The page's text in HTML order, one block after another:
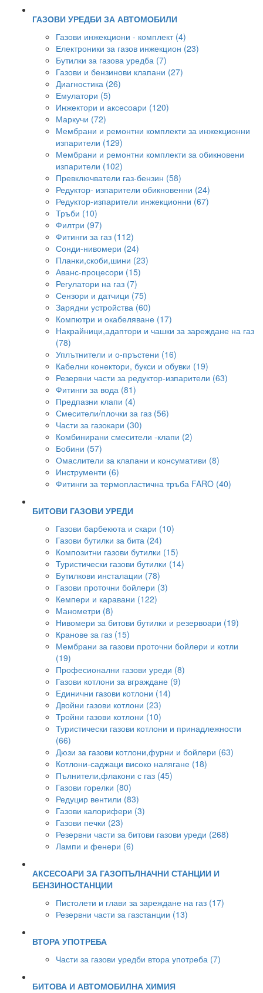
ГАЗОВИ УРЕДБИ ЗА АВТОМОБИЛИ
Газови инжекциони - комплект (4)
Електроники за газов инжекцион (23)
Бутилки за газова уредба (7)
Газови и бензинови клапани (27)
Диагностика (26)
Емулатори (5)
Инжектори и аксесоари (120)
Маркучи (72)
Мембрани и ремонтни комплекти за инжекционни
изпарители (129)
Мембрани и ремонтни комплекти за обикновени
изпарители (102)
Превключватели газ-бензин (58)
Редуктор- изпарители обикновенни (24)
Редуктор-изпарители инжекционни (67)
Тръби (10)
Филтри (97)
Фитинги за газ (112)
Сонди-нивомери (24)
Планки,скоби,шини (23)
Аванс-процесори (15)
Регулатори на газ (7)
Сензори и датчици (75)
Зарядни устройства (60)
Компютри и окабеляване (17)
Накрайници,адаптори и чашки за зареждане на газ
(78)
Уплътнители и о-пръстени (16)
Кабелни конектори, букси и обувки (19)
Резервни части за редуктор-изпарители (63)
Фитинги за вода (81)
Предпазни клапи (4)
Смесители/плочки за газ (56)
Части за газокари (30)
Комбинирани смесители -клапи (2)
Бобини (57)
Омаслители за клапани и консумативи (8)
Инструменти (6)
Фитинги за термопластична тръба FARO (40)
БИТОВИ ГАЗОВИ УРЕДИ
Газови барбекюта и скари (10)
Газови бутилки за бита (24)
Композитни газови бутилки (15)
Туристически газови бутилки (14)
Бутилкови инсталации (78)
Газови проточни бойлери (3)
Кемпери и каравани (122)
Манометри (8)
Нивомери за битови бутилки и резервоари (19)
Кранове за газ (15)
Мембрани за газови проточни бойлери и котли
(19)
Професионални газови уреди (8)
Газови котлони за вграждане (9)
Единични газови котлони (14)
Двойни газови котлони (23)
Тройни газови котлони (10)
Туристически газови котлони и принадлежности
(66)
Дюзи за газови котлони,фурни и бойлери (63)
Котлони-саджаци високо налягане (18)
Пълнители,флакони с газ (45)
Газови горелки (80)
Редуцир вентили (83)
Газови калорифери (3)
Газови печки (23)
Резервни части за битови газови уреди (268)
Лампи и фенери (6)
АКСЕСОАРИ ЗА ГАЗОПЪЛНАЧНИ СТАНЦИИ И
БЕНЗИНОСТАНЦИИ
Пистолети и глави за зареждане на газ (17)
Резервни части за газстанции (13)
ВТОРА УПОТРЕБА
Части за газови уредби втора употреба (7)
БИТОВА И АВТОМОБИЛНА ХИМИЯ